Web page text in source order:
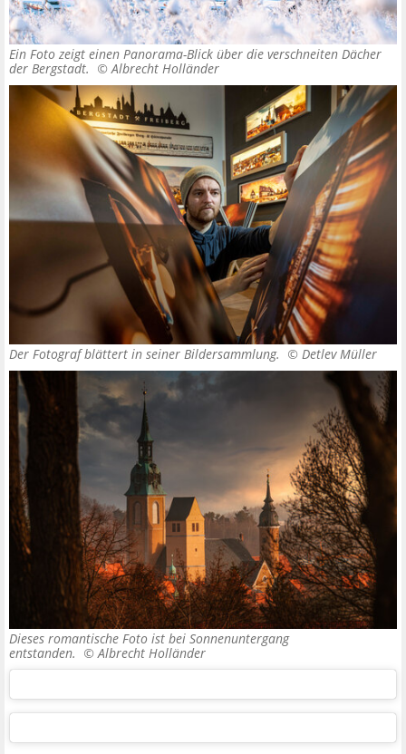
Ein Foto zeigt einen Panorama-Blick über die verschneiten Dächer
der Bergstadt. ©Albrecht Holländer
Der Fotograf blättert in seiner Bildersammlung. © Detlev Müller
Dieses romantische Foto ist bei Sonnenuntergang
entstanden. ©Albrecht Holländer